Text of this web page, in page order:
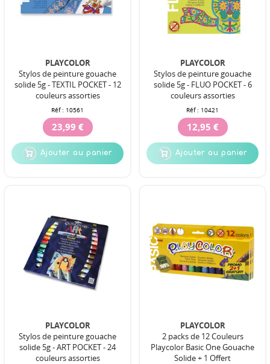
PLAYCOLOR
Stylos de peinture gouache
solide 5g - TEXTIL POCKET - 12
couleurs assorties
Réf : 10561
23,99 €
Ajouter au panier
PLAYCOLOR
Stylos de peinture gouache
solide 5g - FLUO POCKET - 6
couleurs assorties
Réf : 10421
12,95 €
Ajouter au panier
PLAYCOLOR
Stylos de peinture gouache
solide 5g - ART POCKET - 24
couleurs assorties
PLAYCOLOR
2 packs de 12 Couleurs
Playcolor Basic One Gouache
Solide + 1 Offert